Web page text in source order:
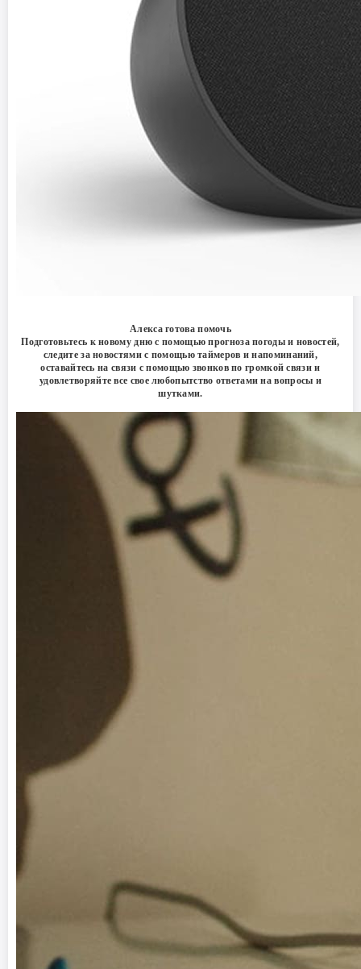
Алекса готова помочь
Подготовьтесь к новому дню с помощью прогноза погоды и новостей,
следите за новостями с помощью таймеров и напоминаний,
оставайтесь на связи с помощью звонков по громкой связи и
удовлетворяйте все свое любопытство ответами на вопросы и
шутками.